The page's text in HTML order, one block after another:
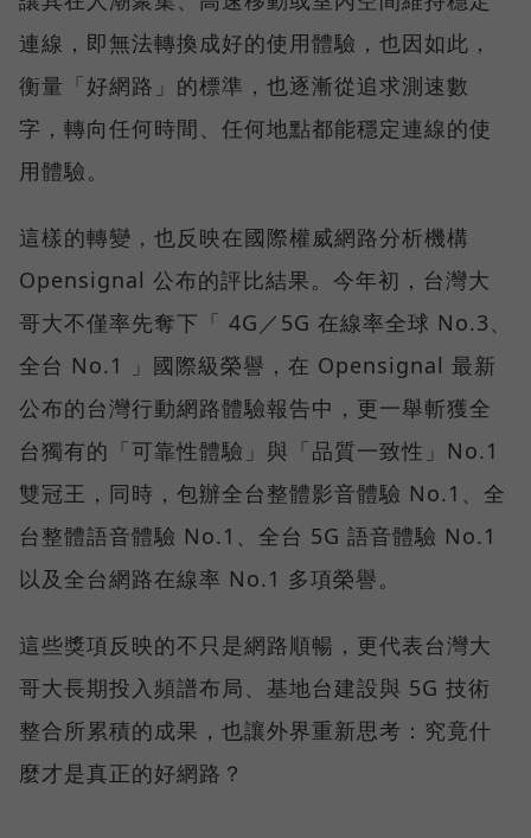
連線，即無法轉換成好的使用體驗，也因如此，
衡量「好網路」的標準，也逐漸從追求測速數
字，轉向任何時間、任何地點都能穩定連線的使
用體驗。
這樣的轉變，也反映在國際權威網路分析機構
Opensignal 公布的評比結果。今年初，台灣大
哥大不僅率先奪下「 4G／5G 在線率全球 No.3、
全台 No.1 」國際級榮譽，在 Opensignal 最新
公布的台灣行動網路體驗報告中，更一舉斬獲全
台獨有的「可靠性體驗」與「品質一致性」No.1
雙冠王，同時，包辦全台整體影音體驗 No.1、全
台整體語音體驗 No.1、全台 5G 語音體驗 No.1
以及全台網路在線率 No.1 多項榮譽。
這些獎項反映的不只是網路順暢，更代表台灣大
哥大長期投入頻譜布局、基地台建設與 5G 技術
整合所累積的成果，也讓外界重新思考：究竟什
麼才是真正的好網路？